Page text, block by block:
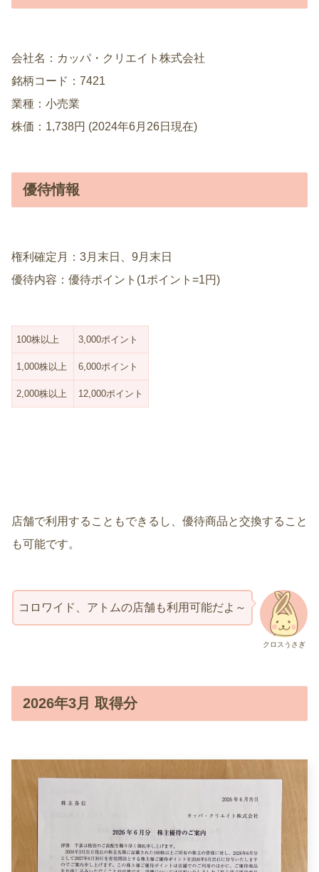
会社名：カッパ・クリエイト株式会社
銘柄コード：7421
業種：小売業
株価：1,738円 (2024年6月26日現在)
優待情報
権利確定月：3月末日、9月末日
優待内容：優待ポイント(1ポイント=1円)
100株以上 3,000ポイント
1,000株以上 6,000ポイント
2,000株以上 12,000ポイント
店舗で利用することもできるし、優待商品と交換すること
も可能です。
クロスうさぎ
コロワイド、アトムの店舗も利用可能だよ～
2026年3月 取得分